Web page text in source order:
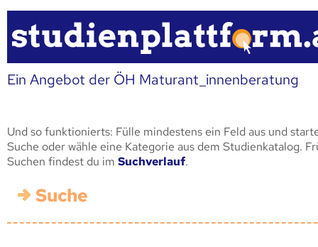
Ein Angebot der ÖH Maturant_innenberatung
Und so funktionierts: Fülle mindestens ein Feld aus und
Suche oder wähle eine Kategorie aus dem Studienkatalog.
Suchen findest du im Suchverlauf.
Suche